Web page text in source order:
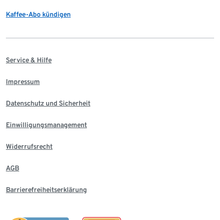
Kaffee-Abo kündigen
Service & Hilfe
Impressum
Datenschutz und Sicherheit
Einwilligungsmanagement
Widerrufsrecht
AGB
Barrierefreiheitserklärung